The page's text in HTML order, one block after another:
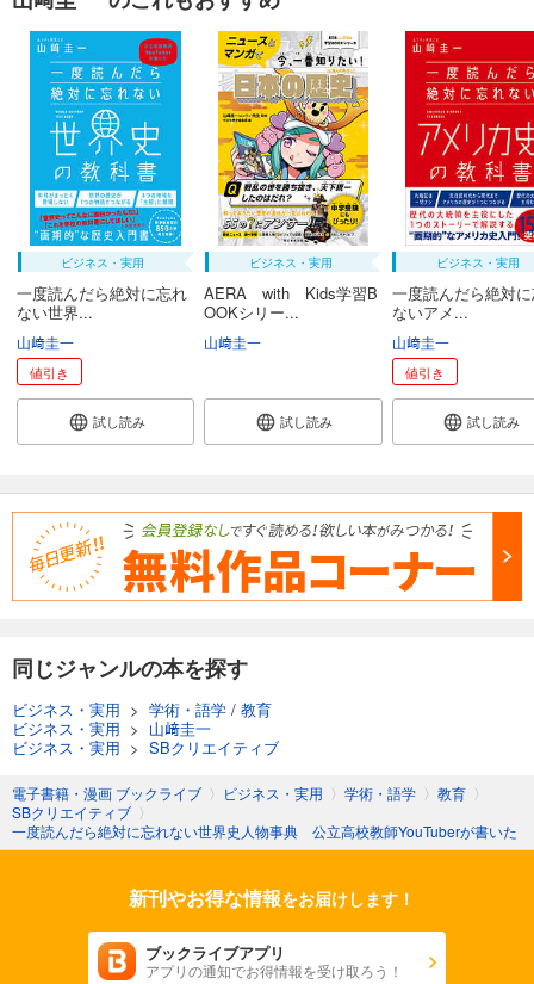
ビジネス・実用
一度読んだら絶対に忘れ
ない世界...
山﨑圭一
値引き
試し読み
ビジネス・実用
AERA with Kids学習B
OOKシリー...
山﨑圭一
試し読み
ビジネス・実用
一度読んだら絶対
ないアメ...
山﨑圭一
値引き
試し読み
同じジャンルの本を探す
ビジネス・実用 > 学術・語学 / 教育
ビジネス・実用 > 山﨑圭一
ビジネス・実用 > SBクリエイティブ
電子書籍・漫画 ブックライブ 〉 ビジネス・実用 〉 学術・語学 〉 教育 〉
SBクリエイティブ 〉
一度読んだら絶対に忘れない世界史人物事典 公立高校教師YouTuberが書いた
新刊やお得な情報をお届けします！
ブックライブアプリ
アプリの通知でお得情報を受け取ろう！